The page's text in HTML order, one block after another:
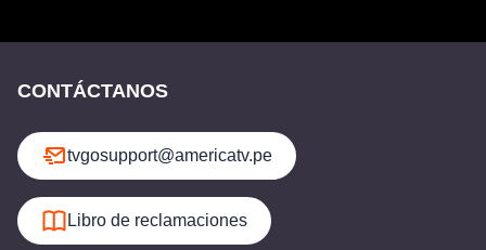
CONTÁCTANOS
tvgosupport@americatv.pe
Libro de reclamaciones